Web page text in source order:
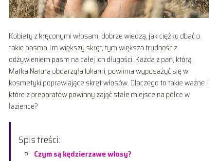
Kobiety z kręconymi włosami dobrze wiedzą, jak ciężko dbać o
takie pasma. Im większy skręt, tym większa trudność z
odżywieniem pasm na całej ich długości. Każda z pań, którą
Matka Natura obdarzyła lokami, powinna wyposażyć się w
kosmetyki poprawiające skręt włosów. Dlaczego to takie ważne i
które z preparatów powinny zająć stałe miejsce na półce w
łazience?
Spis treści:
Czym są kędzierzawe włosy?